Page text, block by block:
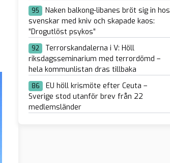
95
Naken balkong-libanes bröt sig in hos
svenskar med kniv och skapade kaos:
”Drogutlöst psykos”
92
Terrorskandalerna i V: Höll
riksdagsseminarium med terrordömd –
hela kommunlistan dras tillbaka
86
EU höll krismöte efter Ceuta –
Sverige stod utanför brev från 22
medlemsländer